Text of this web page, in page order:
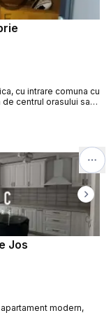
intermediere se
cu intrare comuna cu
centrul orasului sau
baie, terasa.
Next
Jos